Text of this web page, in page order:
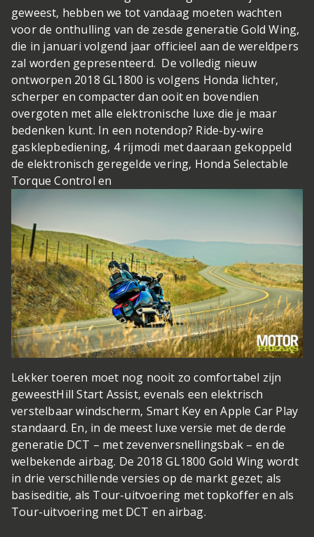
geweest, hebben we tot vandaag moeten wachten
voor de onthulling van de zesde generatie Gold Wing,
die in januari volgend jaar officieel aan de wereldpers
zal worden gepresenteerd. De volledig nieuw
ontworpen 2018 GL1800 is volgens Honda lichter,
scherper en compacter dan ooit en bovendien
overgoten met alle elektronische luxe die je maar
bedenken kunt. In een notendop? Ride-by-wire
gasklepbediening, 4 rijmodi met daaraan gekoppeld
de elektronisch geregelde vering, Honda Selectable
Torque Control en
Lekker toeren moet nog nooit zo comfortabel zijn
geweestHill Start Assist, evenals een elektrisch
verstelbaar windscherm, Smart Key en Apple Car Play
standaard. En, in de meest luxe versie met de derde
generatie DCT – met zevenversnellingsbak – en de
welbekende airbag. De 2018 GL1800 Gold Wing wordt
in drie verschillende versies op de markt gezet; als
basiseditie, als Tour-uitvoering met topkoffer en als
Tour-uitvoering met DCT en airbag.